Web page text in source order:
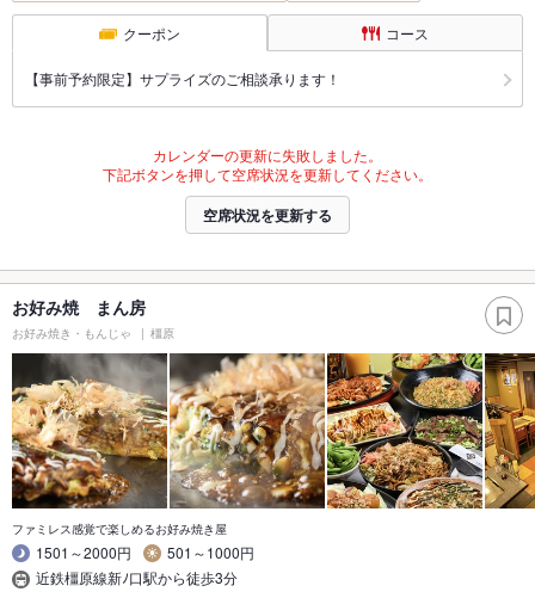
クーポン コース
【事前予約限定】サプライズのご相談承ります！
カレンダーの更新に失敗しました。
下記ボタンを押して空席状況を更新してください。
空席状況を更新する
お好み焼 まん房
お好み焼き・もんじゃ 橿原
ファミレス感覚で楽しめるお好み焼き屋
1501～2000円
501～1000円
近鉄橿原線新ﾉ口駅から徒歩3分